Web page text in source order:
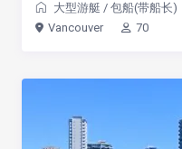
大型游艇 / 包船(带船长)
Vancouver
70